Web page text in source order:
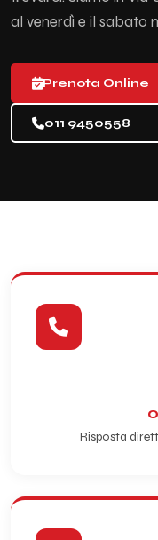
al venerdì e il sabato
Prenota Online
011 9450558
Risposta